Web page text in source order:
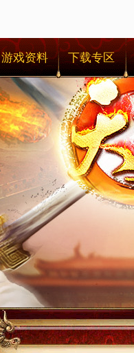
游戏资料 下载专区